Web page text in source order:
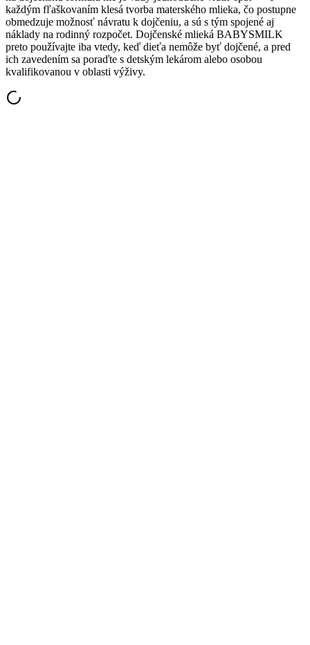
každým fľaškovaním klesá tvorba materského mlieka, čo postupne
obmedzuje možnosť návratu k dojčeniu, a sú s tým spojené aj
náklady na rodinný rozpočet. Dojčenské mlieká BABYSMILK
preto používajte iba vtedy, keď dieťa nemôže byť dojčené, a pred
ich zavedením sa poraďte s detským lekárom alebo osobou
kvalifikovanou v oblasti výživy.